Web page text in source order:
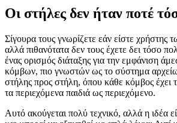
16 Απριλίου 2021
Οι στήλες δεν ήταν ποτέ
Σίγουρα τους γνωρίζετε εάν είστε χρήστης
αλλά πιθανότατα δεν τους έχετε δει τόσο
ένας ορισμός διάταξης για την εμφάνιση
στήλης προς στήλη, όπου κάθε κόμβος έχει